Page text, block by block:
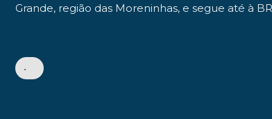
Grande, região das Moreninhas, e segue até à
•